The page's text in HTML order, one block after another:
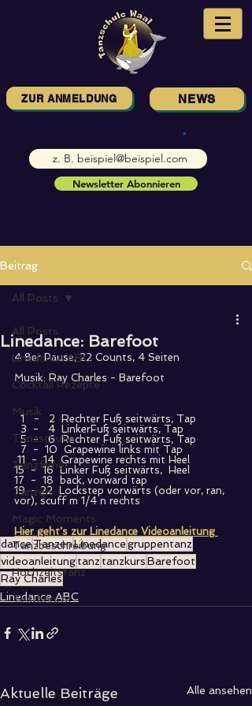
ZUR ANMELDUNG NEWS
Newsletter Abonnieren
Beitrag
All Posts
Linedance ABC
Cocktail Rezepte
Musik
Tanzschuhe
Tanzfilme
Tanzen
Magic Moments
Tanzbeschreibung
Hochzeitstanz
Testbericht
All Posts
Linedance: Barefoot
4 8er Pause, 22 Counts, 4 Seiten
Musik: Ray Charles - Barefoot
  1   -   2  Rechter Fuß seitwärts, Tap
  3  -   4  LinkerFuß seitwärts, Tap
  5  -   6  Rechter Fuß seitwärts, Tap
  7  -  10  Grapewine links mit Tap
11  -  14  Grapewine rechts mit Heel
15  -  16  Linker Fuß seitwärts,  Heel
17  -  18  back, vorward tap
19  - 22  Lockstep vorwärts (oder vor, ran,
vor), scuff m 1/4 n rechts
Hier geht's zur Linedance Videoanleitung
danceTanzenLinedancegruppentanz
videoanleitungtanz tanzkursBarefoot
Ray Charles
Linedance ABC
Aktuelle Beiträge Alle ansehen